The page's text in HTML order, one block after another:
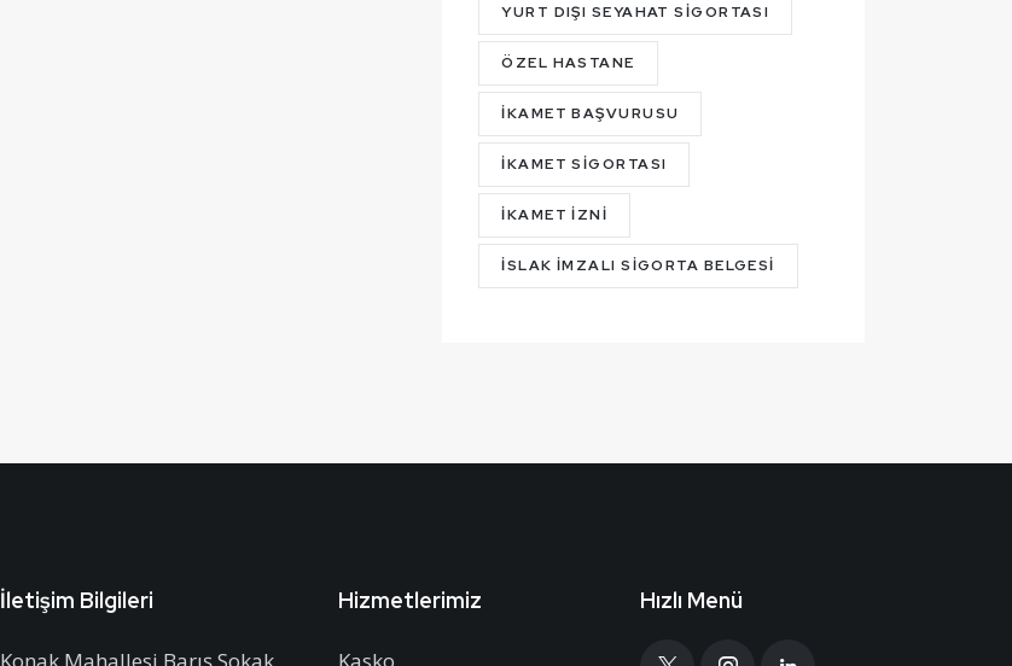
YURT DIŞI SEYAHAT SIGORTASI
ÖZEL HASTANE
İKAMET BAŞVURUSU
İKAMET SIGORTASI
İKAMET İZNI
İSLAK IMZALI SIGORTA BELGESI
İletişim Bilgileri
Konak Mahallesi Barış Sokak
Hizmetlerimiz
Kasko
Hızlı Menü